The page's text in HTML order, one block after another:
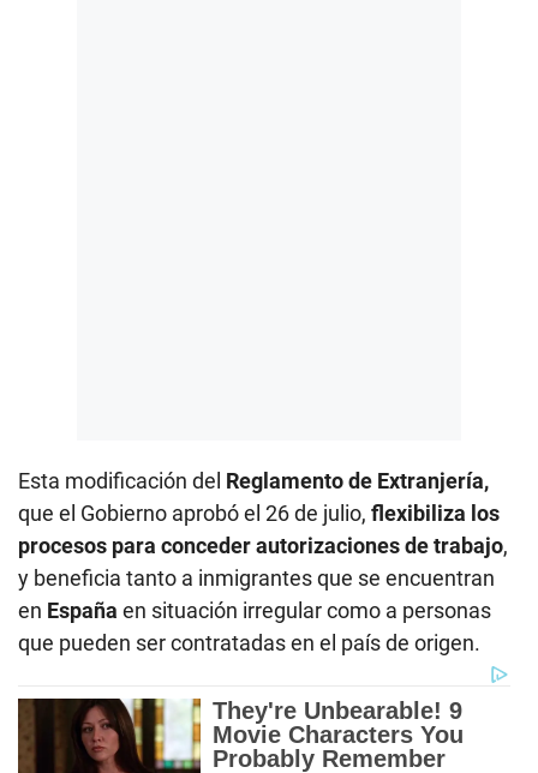
Esta modificación del Reglamento de Extranjería,
que el Gobierno aprobó el 26 de julio, flexibiliza los
procesos para conceder autorizaciones de trabajo,
y beneficia tanto a inmigrantes que se encuentran
en España en situación irregular como a personas
que pueden ser contratadas en el país de origen.